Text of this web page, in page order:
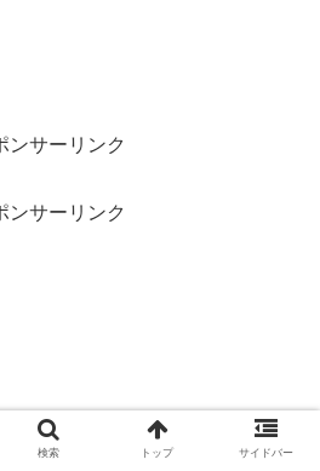
ンサーリンク
ンサーリンク
検索 トップ サイドバー